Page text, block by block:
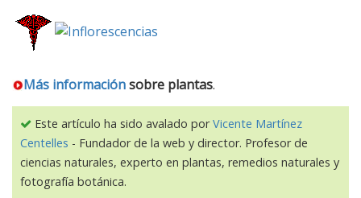
Más informaciónsobre plantas.
Este artículo ha sido avalado porVicente Martínez
Centelles - Fundador de la web y director. Profesor de
ciencias naturales, experto en plantas, remedios naturales y
fotografía botánica.